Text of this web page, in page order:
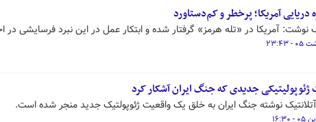
آمریکا؛ پرخطر و کم‌دستاورد
نوشت: آمریکا در «تله هرمز» گرفتار شده و ابتکار عمل در این نبرد فرسایشی در
ژئوپولیتیکی جدیدی که جنگ ایران آشکار کرد
نوشته جنگ ایران به خلق یک واقعیت ژئوپولتیک جدید منجر شده است.